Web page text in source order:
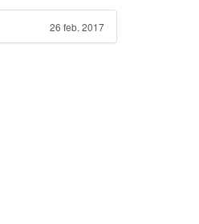
26 feb. 2017